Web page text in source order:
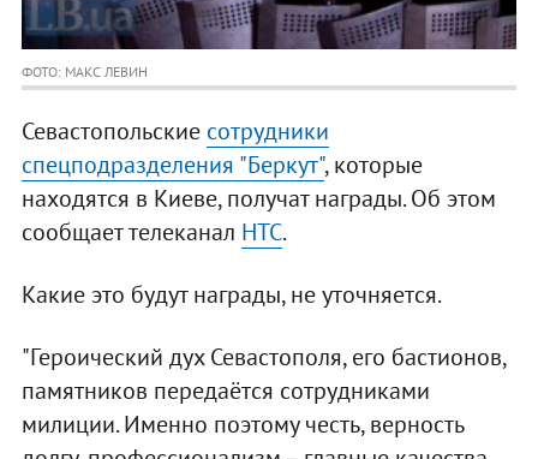
ФОТО: МАКС ЛЕВИН
Севастопольские сотрудники
спецподразделения "Беркут", которые
находятся в Киеве, получат награды. Об этом
сообщает телеканал НТС.
Какие это будут награды, не уточняется.
"Героический дух Севастополя, его бастионов,
памятников передаётся сотрудниками
милиции. Именно поэтому честь, верность